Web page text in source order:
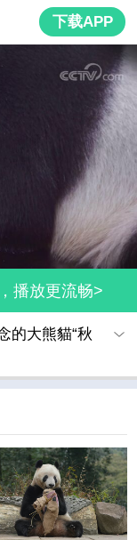
下载APP
播放更流畅>
的大熊貓“秋